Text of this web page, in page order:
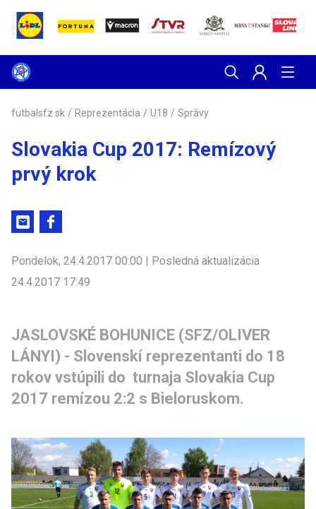
futbalsfz.sk / Reprezentácia / U18 / Správy
Slovakia Cup 2017: Remízový
prvý krok
Pondelok, 24.4.2017 00:00 | Posledná aktualizácia
24.4.2017 17:49
JASLOVSKÉ BOHUNICE (SFZ/OLIVER
LÁNYI) - Slovenskí reprezentanti do 18
rokov vstúpili do  turnaja Slovakia Cup
2017 remízou 2:2 s Bieloruskom.